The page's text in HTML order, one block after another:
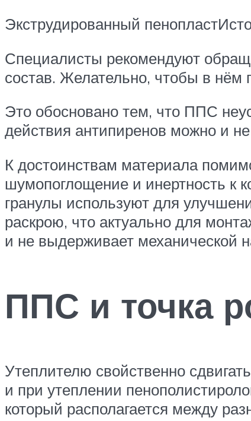
Экструдированный
Специалисты рекомендуют
состав. Желательно, чтобы в нём
Это обосновано тем, что ППС
действия антипиренов можно и
К достоинствам материала
шумопоглощение и инертность к
гранулы используют для
раскрою, что актуально для
и не выдерживает механической
ППС и точка
Утеплителю свойственно
и при утеплении
который располагается между